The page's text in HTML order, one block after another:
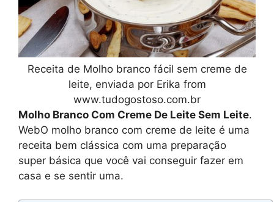
Receita de Molho branco fácil sem creme de
leite, enviada por Erika from
www.tudogostoso.com.br
Molho Branco Com Creme De Leite Sem Leite.
WebO molho branco com creme de leite é uma
receita bem clássica com uma preparação
super básica que você vai conseguir fazer em
casa e se sentir uma.